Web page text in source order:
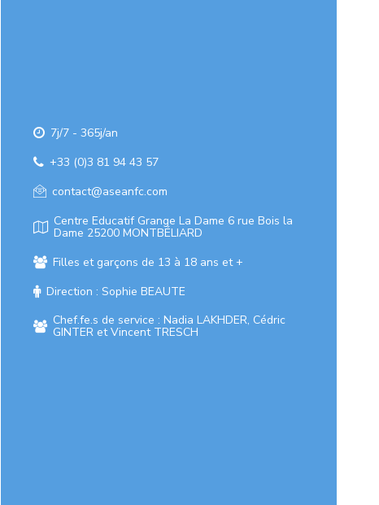
7j/7 - 365j/an
+33 (0)3 81 94 43 57
contact@aseanfc.com
Centre Educatif Grange La Dame 6 rue Bois la
Dame 25200 MONTBÉLIARD
Filles et garçons de 13 à 18 ans et +
Direction : Sophie BEAUTE
Chef.fe.s de service : Nadia LAKHDER, Cédric
GINTER et Vincent TRESCH